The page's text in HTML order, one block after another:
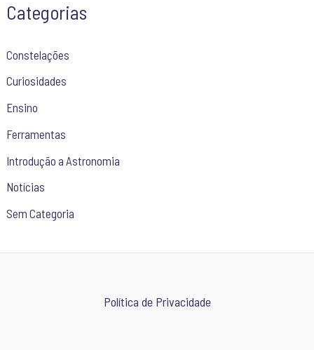
Categorias
Constelações
Curiosidades
Ensino
Ferramentas
Introdução a Astronomia
Notícias
Sem Categoria
Política de Privacidade